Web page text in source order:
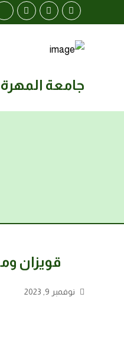
جامعة المهرة
قويزان
نوفمبر 9, 2023